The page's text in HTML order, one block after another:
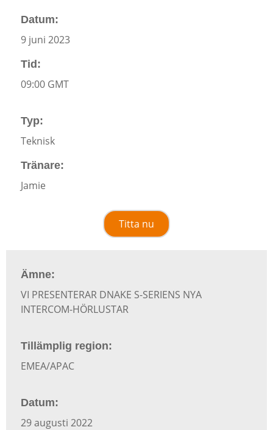
Datum:
9 juni 2023
Tid:
09:00 GMT
Typ:
Teknisk
Tränare:
Jamie
Titta nu
Ämne:
VI PRESENTERAR DNAKE S-SERIENS NYA
INTERCOM-HÖRLUSTAR
Tillämplig region:
EMEA/APAC
Datum:
29 augusti 2022